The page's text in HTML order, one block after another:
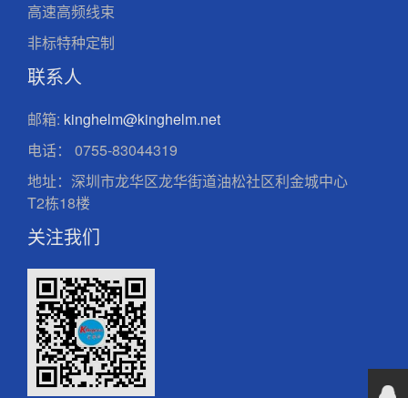
高速高频线束
非标特种定制
联系人
邮箱: kinghelm@kinghelm.net
电话：
0755-83044319
地址：深圳市龙华区龙华街道油松社区利金城中心
T2栋18楼
关注我们